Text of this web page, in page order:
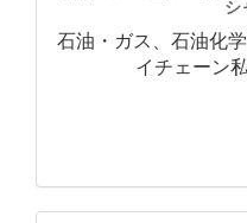
シ
石油・ガス、石油化
イチェーン